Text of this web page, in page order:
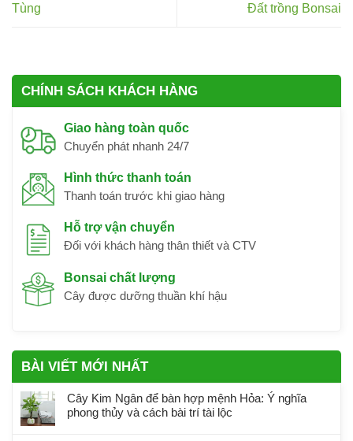
Tùng Đất trồng Bonsai
CHÍNH SÁCH KHÁCH HÀNG
Giao hàng toàn quốc
Chuyển phát nhanh 24/7
Hình thức thanh toán
Thanh toán trước khi giao hàng
Hỗ trợ vận chuyển
Đối với khách hàng thân thiết và CTV
Bonsai chất lượng
Cây được dưỡng thuần khí hậu
BÀI VIẾT MỚI NHẤT
Cây Kim Ngân để bàn hợp mệnh Hỏa: Ý nghĩa
phong thủy và cách bài trí tài lộc